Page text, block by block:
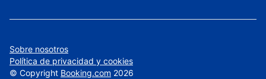
Sobre nosotros
Política de privacidad y cookies
© Copyright Booking.com 2026